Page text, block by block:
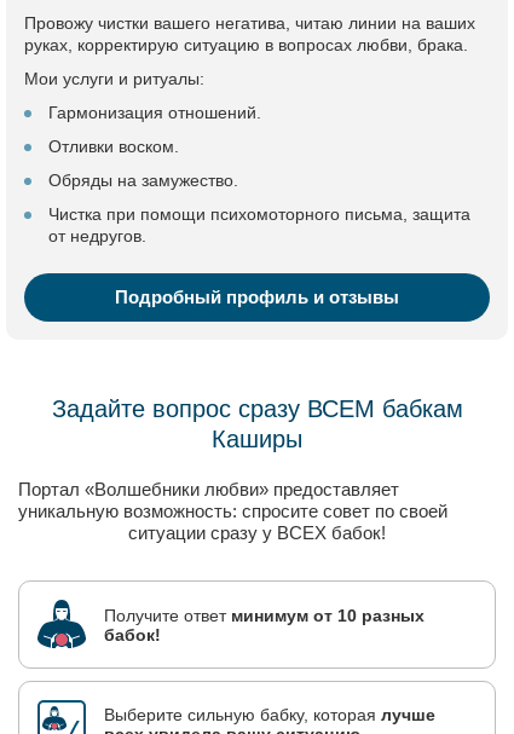
Провожу чистки вашего негатива, читаю линии на ваших
руках, корректирую ситуацию в вопросах любви, брака.
Мои услуги и ритуалы:
Гармонизация отношений.
Отливки воском.
Обряды на замужество.
Чистка при помощи психомоторного письма, защита
от недругов.
Подробный профиль и отзывы
Задайте вопрос сразу ВСЕМ бабкам
Каширы
Портал «Волшебники любви» предоставляет
уникальную возможность: спросите совет по своей
ситуации сразу у ВСЕХ бабок!
Получите ответ минимум от 10 разных
бабок!
Выберите сильную бабку, которая лучше